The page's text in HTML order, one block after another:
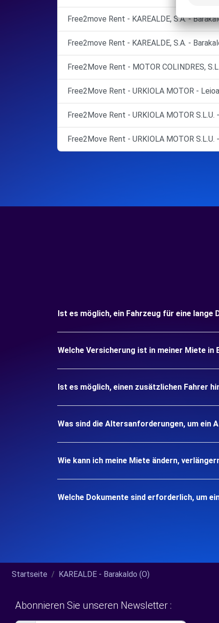
Free2move Rent - KAREALDE, S.A. -
Free2move Rent - KAREALDE, S.A. -
Free2Move Rent - MOTOR COLINDRES,
Free2Move Rent - URKIOLA MOTOR -
Free2Move Rent - URKIOLA MOTOR S.L.U.
Free2Move Rent - URKIOLA MOTOR S.L.U.
Ist es möglich, ein Fahrzeug für eine lange
Welche Versicherung ist in meiner Miete in
Ist es möglich, einen zusätzlichen Fahrer
Was sind die Altersanforderungen, um ein
Wie kann ich meine Miete ändern,
Welche Dokumente sind erforderlich, um
Startseite KAREALDE - Barakaldo (O)
Abonnieren Sie unseren Newsletter :